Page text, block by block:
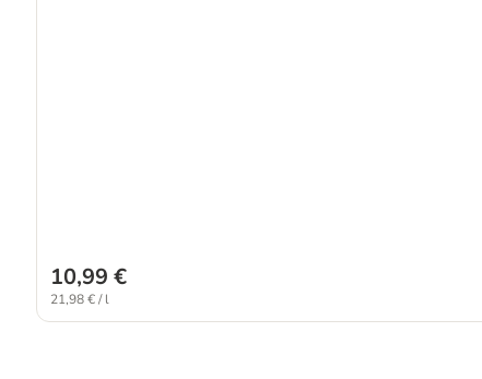
10,99 €
21,98 € / l